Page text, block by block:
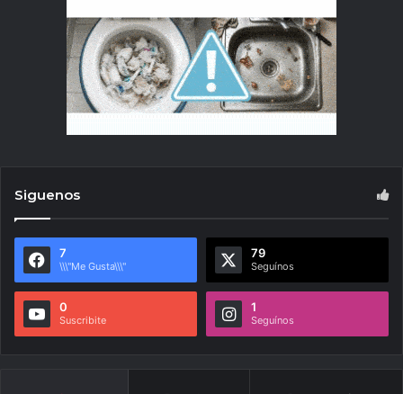
Siguenos
7
\\\"Me Gusta\\\"
79
Seguínos
0
Suscribite
1
Seguínos